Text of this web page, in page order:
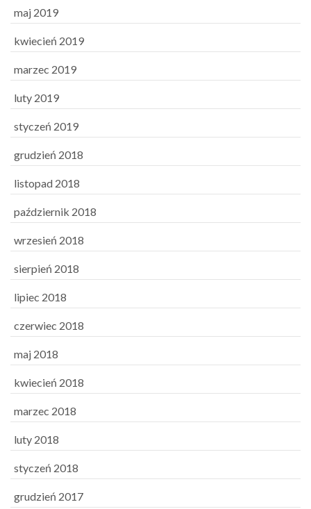
maj 2019
kwiecień 2019
marzec 2019
luty 2019
styczeń 2019
grudzień 2018
listopad 2018
październik 2018
wrzesień 2018
sierpień 2018
lipiec 2018
czerwiec 2018
maj 2018
kwiecień 2018
marzec 2018
luty 2018
styczeń 2018
grudzień 2017